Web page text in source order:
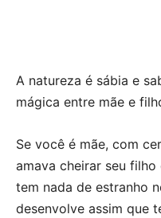
A natureza é sábia e
mágica entre mãe e
Se você é mãe, com
amava cheirar seu filho
tem nada de estranho
desenvolve assim que